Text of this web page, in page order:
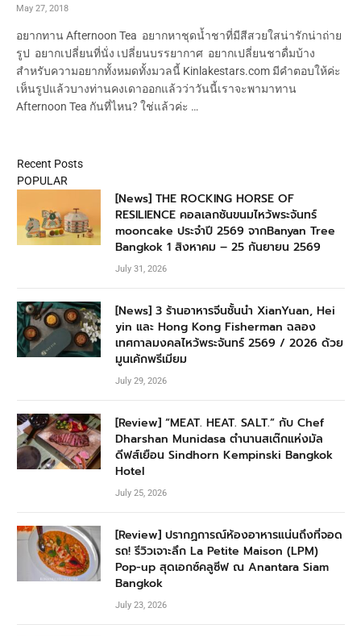
May 27, 2018
อยากทาน Afternoon Tea อยากหาชุดน้ำชาที่มีสีสวยใสน่ารักน่าถ่าย
รูป อยากเปลี่ยนที่นั่ง เปลี่ยนบรรยากาศ อยากเปลี่ยนชาดื่มบ้าง
สำหรับความอยากทั้งหมดทั้งมวลนี้ Kinlakestars.com มีคำตอบให้ค่ะ
เห็นรูปแล้วบางท่านคงเดาออกแล้วว่าวันนี้เราจะพามาทาน
Afternoon Tea กันที่ไหน? ใช่แล้วค่ะ …
Recent Posts
POPULAR
[News] THE ROCKING HORSE OF
RESILIENCE คอลเลกชันขนมไหว้พระจันทร์
mooncake ประจำปี 2569 จากBanyan Tree
Bangkok 1 สิงหาคม – 25 กันยายน 2569
July 31, 2026
[News] 3 ร้านอาหารจีนชั้นนำ XianYuan, Hei
yin และ Hong Kong Fisherman ฉลอง
เทศกาลมงคลไหว้พระจันทร์ 2569 / 2026 ด้วย
มูนเค้กพรีเมียม
July 29, 2026
[Review] “MEAT. HEAT. SALT.” กับ Chef
Dharshan Munidasa ตำนานสเต๊กแห่งมัล
ดีฟส์เยือน Sindhorn Kempinski Bangkok
Hotel
July 25, 2026
[Review] ปรากฏการณ์ห้องอาหารแน่นถึงที่จอด
รถ! รีวิวเจาะลึก La Petite Maison (LPM)
Pop-up สุดเอกซ์คลูซีฟ ณ Anantara Siam
Bangkok
July 23, 2026